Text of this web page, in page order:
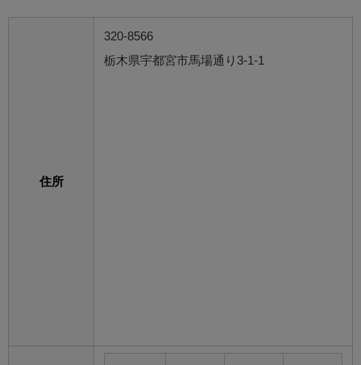
住所
320-8566
栃木県宇都宮市馬場通り3-1-1